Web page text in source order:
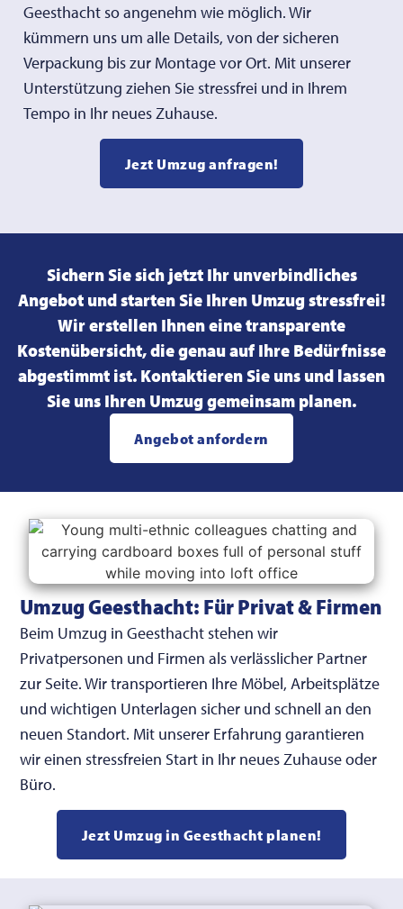
Geesthacht so angenehm wie möglich. Wir
kümmern uns um alle Details, von der sicheren
Verpackung bis zur Montage vor Ort. Mit unserer
Unterstützung ziehen Sie stressfrei und in Ihrem
Tempo in Ihr neues Zuhause.
Jezt Umzug anfragen!
Sichern Sie sich jetzt Ihr unverbindliches
Angebot und starten Sie Ihren Umzug stressfrei!
Wir erstellen Ihnen eine transparente
Kostenübersicht, die genau auf Ihre Bedürfnisse
abgestimmt ist. Kontaktieren Sie uns und lassen
Sie uns Ihren Umzug gemeinsam planen.
Angebot anfordern
Umzug Geesthacht: Für Privat & Firmen
Beim Umzug in Geesthacht stehen wir
Privatpersonen und Firmen als verlässlicher Partner
zur Seite. Wir transportieren Ihre Möbel, Arbeitsplätze
und wichtigen Unterlagen sicher und schnell an den
neuen Standort. Mit unserer Erfahrung garantieren
wir einen stressfreien Start in Ihr neues Zuhause oder
Büro.
Jezt Umzug in Geesthacht planen!